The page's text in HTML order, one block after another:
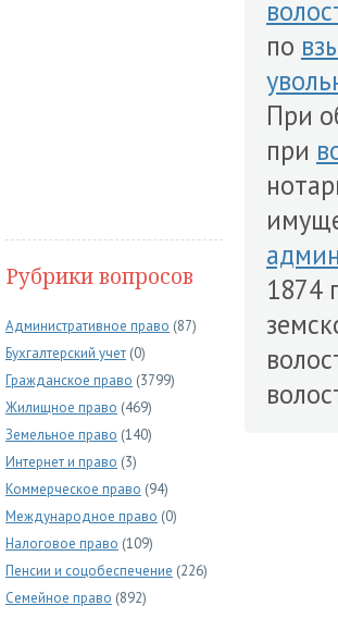
Рубрики вопросов
Административное право (87)
Бухгалтерский учет (0)
Гражданское право (3799)
Жилищное право (469)
Земельное право (140)
Интернет и право (3)
Коммерческое право (94)
Международное право (0)
Налоговое право (109)
Пенсии и соцобеспечение (226)
Семейное право (892)
по
При
при
1874